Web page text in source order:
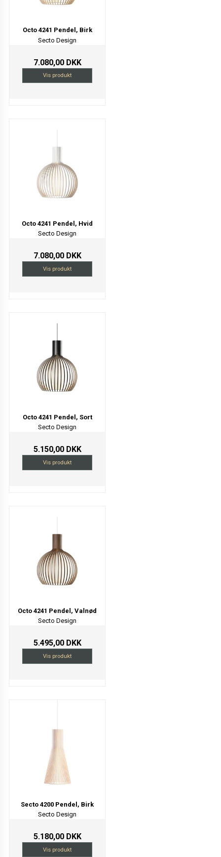
Octo 4241 Pendel, Birk
Secto Design
7.080,00 DKK
Vis produkt
Octo 4241 Pendel, Hvid
Secto Design
7.080,00 DKK
Vis produkt
Octo 4241 Pendel, Sort
Secto Design
5.150,00 DKK
Vis produkt
Octo 4241 Pendel, Valnød
Secto Design
5.495,00 DKK
Vis produkt
Secto 4200 Pendel, Birk
Secto Design
5.180,00 DKK
Vis produkt